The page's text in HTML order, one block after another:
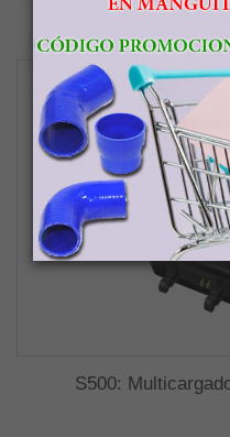
Agregar para comparar
S500: